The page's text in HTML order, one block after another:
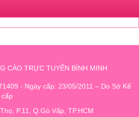
CÁO TRỰC TUYẾN BÌNH MINH
- Ngày cấp: 23/05/2011 – Do Sở Kế
cấp
P.11, Q.Gò Vấp, TP.HCM